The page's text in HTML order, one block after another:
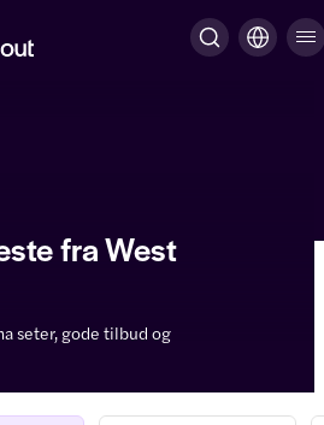
fra West
seter, gode tilbud og